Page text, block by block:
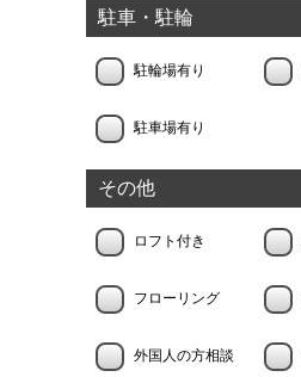
駐車・駐輪
駐輪場有り
駐車場有り
その他
ロフト付き
フローリング
外国人の方相談